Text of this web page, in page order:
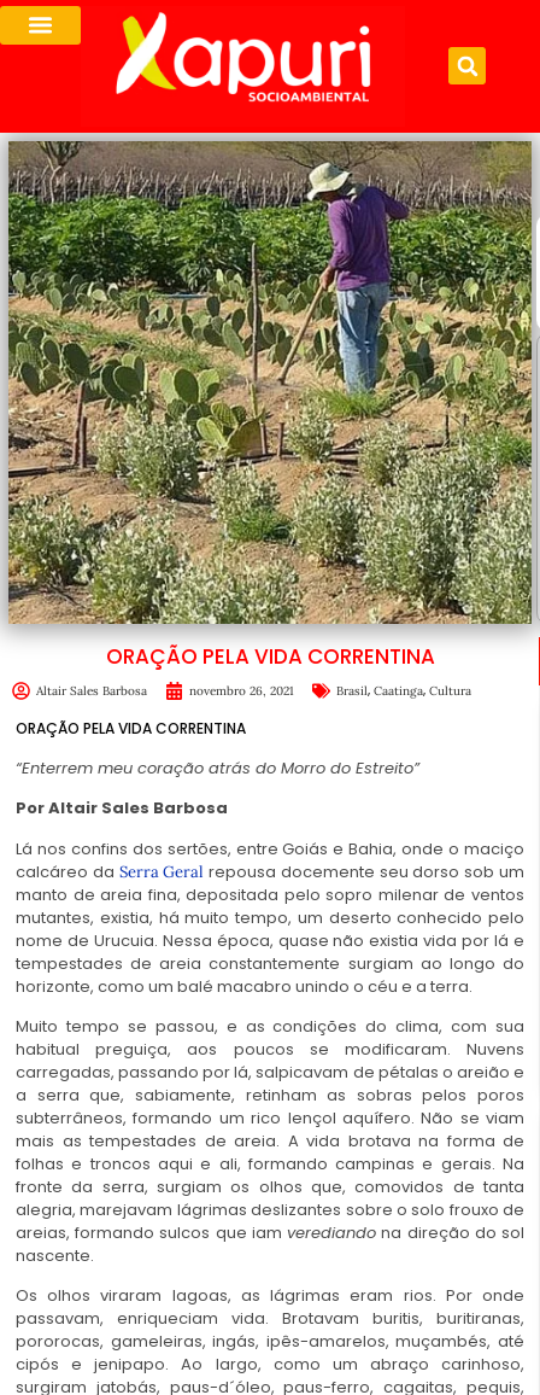
ORAÇÃO PELA VIDA CORRENTINA
Altair Sales Barbosa novembro 26, 2021 Brasil, Caatinga, Cultura
ORAÇÃO PELA VIDA CORRENTINA
“Enterrem meu coração atrás do Morro do Estreito”
Por Altair Sales Barbosa
Lá nos confins dos sertões, entre Goiás e Bahia, onde o maciço
calcáreo da Serra Geral repousa docemente seu dorso sob um
manto de areia fina, depositada pelo sopro milenar de ventos
mutantes, existia, há muito tempo, um deserto conhecido pelo
nome de Urucuia. Nessa época, quase não existia vida por lá e
tempestades de areia constantemente surgiam ao longo do
horizonte, como um balé macabro unindo o céu e a terra.
Muito tempo se passou, e as condições do clima, com sua
habitual preguiça, aos poucos se modificaram. Nuvens
carregadas, passando por lá, salpicavam de pétalas o areião e
a serra que, sabiamente, retinham as sobras pelos poros
subterrâneos, formando um rico lençol aquífero. Não se viam
mais as tempestades de areia. A vida brotava na forma de
folhas e troncos aqui e ali, formando campinas e gerais. Na
fronte da serra, surgiam os olhos que, comovidos de tanta
alegria, marejavam lágrimas deslizantes sobre o solo frouxo de
areias, formando sulcos que iamverediando na direção do sol
nascente.
Os olhos viraram lagoas, as lágrimas eram rios. Por onde
passavam, enriqueciam vida. Brotavam buritis, buritiranas,
pororocas, gameleiras, ingás, ipês-amarelos, muçambés, até
cipós e jenipapo. Ao largo, como um abraço carinhoso,
surgiram jatobás, paus-d´óleo, paus-ferro, cagaitas, pequis,